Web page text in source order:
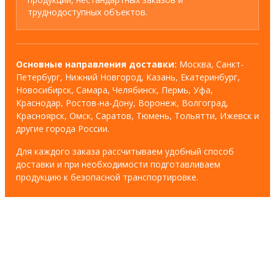
труднодоступных объектов.
Основные направления доставки: Москва, Санкт-
Петербург, Нижний Новгород, Казань, Екатеринбург,
Новосибирск, Самара, Челябинск, Пермь, Уфа,
Краснодар, Ростов-на-Дону, Воронеж, Волгоград,
Красноярск, Омск, Саратов, Тюмень, Тольятти, Ижевск и
другие города России.
Для каждого заказа рассчитываем удобный способ
доставки и при необходимости подготавливаем
продукцию к безопасной транспортировке.